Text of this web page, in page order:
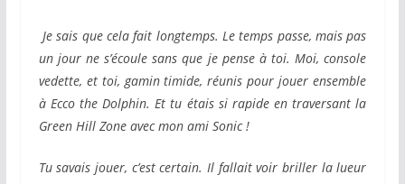
Je sais que cela fait longtemps. Le temps passe, mais pas
un jour ne s’écoule sans que je pense à toi. Moi, console
vedette, et toi, gamin timide, réunis pour jouer ensemble
à Ecco the Dolphin. Et tu étais si rapide en traversant la
Green Hill Zone avec mon ami Sonic !
Tu savais jouer, c’est certain. Il fallait voir briller la lueur